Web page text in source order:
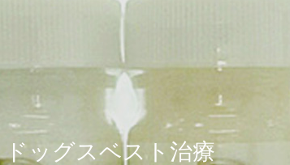
ニング
ドッグスベスト治
被せ物・詰め物 ガイ
ド
ドッグスベスト治療